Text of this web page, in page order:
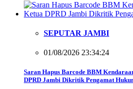
SEPUTAR JAMBI
01/08/2026 23:34:24
Saran Hapus Barcode BBM
DPRD Jambi Dikritik Pengamat